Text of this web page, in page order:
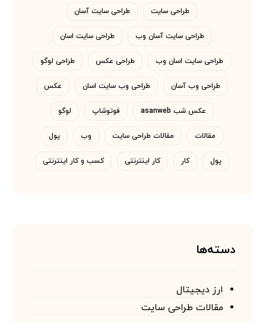
طراحی سایت طراحی سایت آسان
طراحی سایت آسان وب طراحی سایت اسان
طراحی سایت اسان وب طراحی عکس طراحی لوگو
طراحی وب آسان طراحی وب سایت اسان عکس
عکس شب asanweb فوتوشاپ لوگو
مقالات مقالات طراحی سایت وب پول
پول کار کار اینترنتی کسب و کار اینترنتی
دسته‌ها
ارز دیجیتال
مقالات طراحی سایت